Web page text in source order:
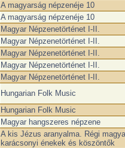
A magyarság népzenéje 10
A magyarság népzenéje 10
Magyar Népzenetörténet I-II.
Magyar Népzenetörténet I-II.
Magyar Népzenetörténet I-II.
Magyar Népzenetörténet I-II.
Magyar Népzenetörténet I-II.
Hungarian Folk Music
Hungarian Folk Music
Magyar hangszeres népzene
A kis Jézus aranyalma. Régi
karácsonyi énekek és köszöntők